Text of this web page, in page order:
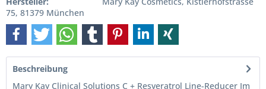
75, 81379 München
Beschreibung
Mary Kay Clinical Solutions C + Resveratrol Line-Reducer Im